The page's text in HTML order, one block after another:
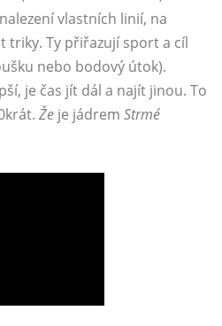
vlastních linií, na
triky. Ty přiřazují sport a cíl
nebo bodový útok).
je čas jít dál a najít jinou. To
Že je jádrem Strmé